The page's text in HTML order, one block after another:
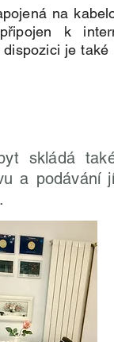
na
k
je také
skládá
a